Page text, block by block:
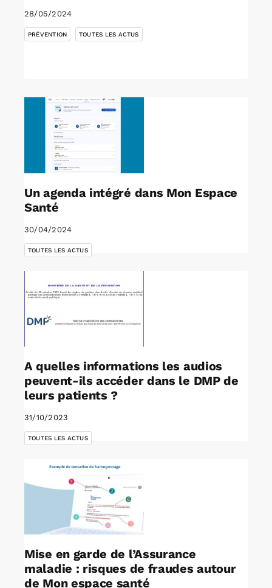
28/05/2024
PRÉVENTION
,
TOUTES LES ACTUS
Un agenda intégré dans Mon Espace
Santé
30/04/2024
TOUTES LES ACTUS
A quelles informations les audios
peuvent-ils accéder dans le DMP de
leurs patients ?
31/10/2023
TOUTES LES ACTUS
Mise en garde de l’Assurance
maladie : risques de fraudes autour
de Mon espace santé